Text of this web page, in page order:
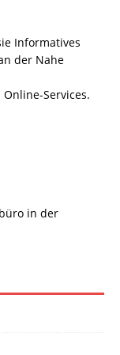
Informatives
der Nahe
Services.
in der